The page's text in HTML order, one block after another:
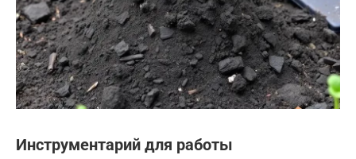
Инструментарий для работы